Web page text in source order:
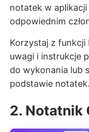
notatek w
odpowiednim
Korzystaj z
uwagi i instrukcje
do wykonania lub
podstawie notatek.
2. Notatnik